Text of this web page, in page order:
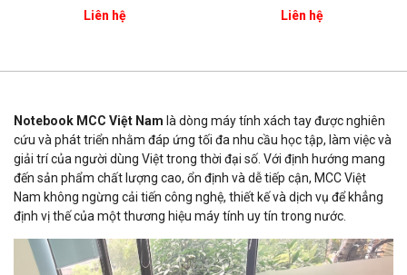
1315U/8GB/512GB/15.6''FHD/In
Liên hệ
1240P/ 8GB/ 256GB/ 15.6"
Liên hệ
Notebook MCC Việt Nam là dòng máy tính xách tay được nghiên
cứu và phát triển nhằm đáp ứng tối đa nhu cầu học tập, làm việc và
giải trí của người dùng Việt trong thời đại số. Với định hướng mang
đến sản phẩm chất lượng cao, ổn định và dễ tiếp cận, MCC Việt
Nam không ngừng cải tiến công nghệ, thiết kế và dịch vụ để khẳng
định vị thế của một thương hiệu máy tính uy tín trong nước.